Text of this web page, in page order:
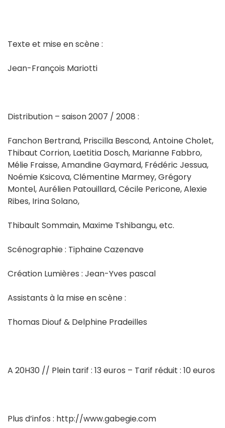
Texte et mise en scène :
Jean-François Mariotti
Distribution – saison 2007 / 2008 :
Fanchon Bertrand, Priscilla Bescond, Antoine Cholet,
Thibaut Corrion, Laetitia Dosch, Marianne Fabbro,
Mélie Fraisse, Amandine Gaymard, Frédéric Jessua,
Noémie Ksicova, Clémentine Marmey, Grégory
Montel, Aurélien Patouillard, Cécile Pericone, Alexie
Ribes, Irina Solano,
Thibault Sommain, Maxime Tshibangu, etc.
Scénographie : Tiphaine Cazenave
Création Lumières : Jean-Yves pascal
Assistants à la mise en scène :
Thomas Diouf & Delphine Pradeilles
A 20H30 // Plein tarif : 13 euros – Tarif réduit : 10 euros
Plus d’infos : http://www.gabegie.com